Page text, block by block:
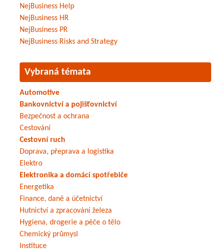
NejBusiness Help
NejBusiness HR
NejBusiness PR
NejBusiness Risks and Strategy
Vybraná témata
Automotive
Bankovnictví a pojišťovnictví
Bezpečnost a ochrana
Cestování
Cestovní ruch
Doprava, přeprava a logistika
Elektro
Elektronika a domácí spotřebiče
Energetika
Finance, daně a účetnictví
Hutnictví a zpracování železa
Hygiena, drogerie a péče o tělo
Chemický průmysl
Instituce